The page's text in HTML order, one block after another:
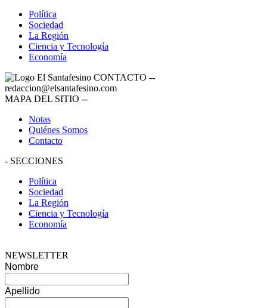
Política
Sociedad
La Región
Ciencia y Tecnología
Economía
CONTACTO --
redaccion@elsantafesino.com
MAPA DEL SITIO --
Notas
Quiénes Somos
Contacto
- SECCIONES
Política
Sociedad
La Región
Ciencia y Tecnología
Economía
NEWSLETTER
Nombre
Apellido